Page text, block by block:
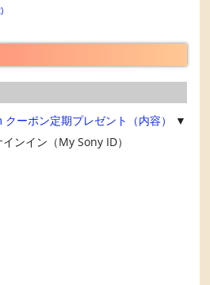
クーポン定期プレゼント（内容）
▼
インイン（My Sony ID）